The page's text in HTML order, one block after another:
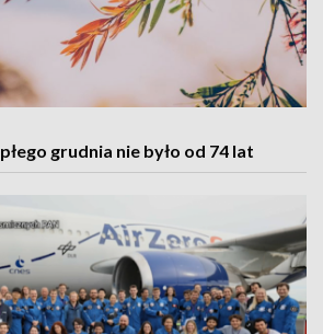
grudnia nie było od 74 lat